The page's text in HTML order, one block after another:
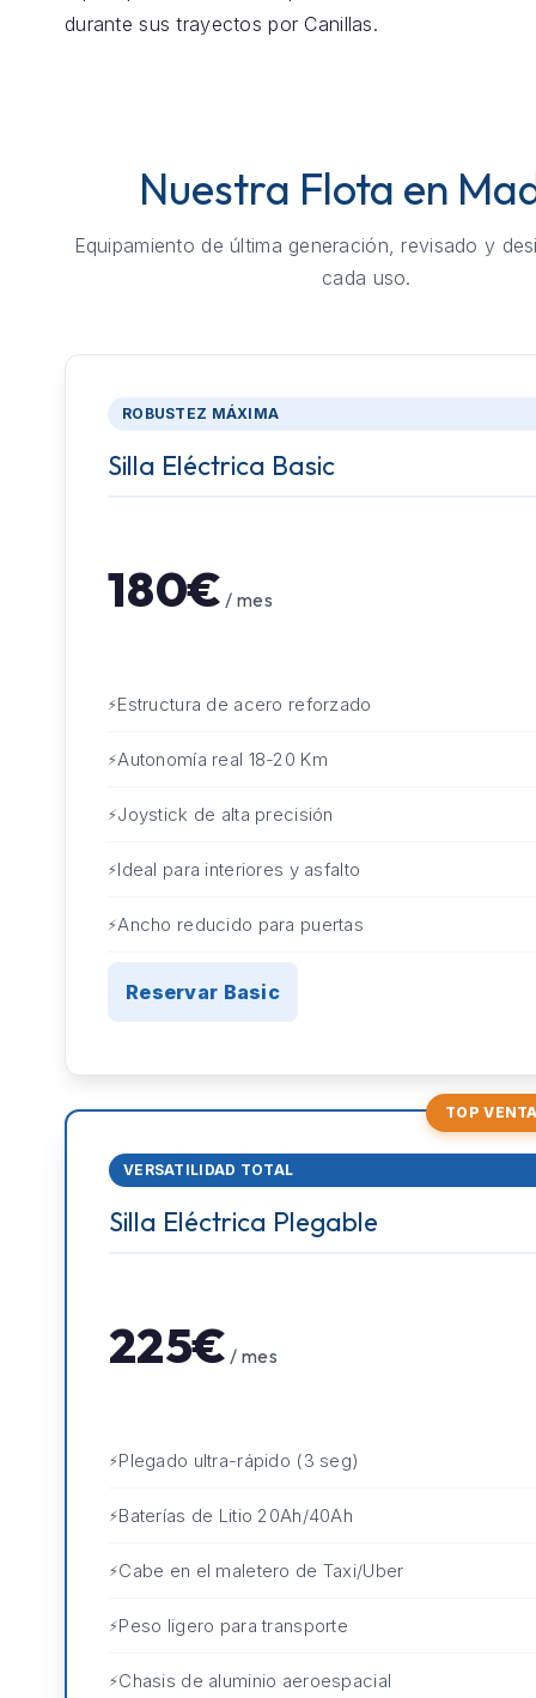
durante sus trayectos por Canillas.
Nuestra Flota en
Equipamiento de última generación, revisado y
cada uso.
ROBUSTEZ MÁXIMA
Silla Eléctrica Basic
180€ / mes
Estructura de acero reforzado
Autonomía real 18-20 Km
Joystick de alta precisión
Ideal para interiores y asfalto
Ancho reducido para puertas
Reservar Basic
TOP
VERSATILIDAD TOTAL
Silla Eléctrica Plegable
225€ / mes
Plegado ultra-rápido (3 seg)
Baterías de Litio 20Ah/40Ah
Cabe en el maletero de Taxi/Uber
Peso ligero para transporte
Chasis de aluminio aeroespacial